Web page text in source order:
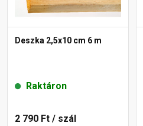
Deszka 2,5x10 cm 6 m
Raktáron
2 790 Ft / szál